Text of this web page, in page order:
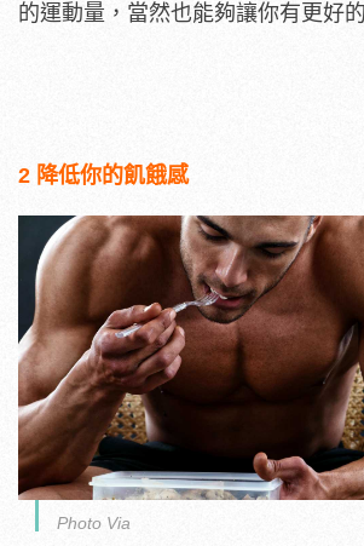
的運動量，當然也能夠讓你有更好
2 降低你的飢餓感
Photo Via